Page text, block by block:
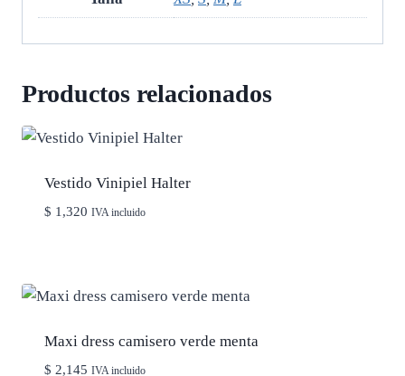
Productos relacionados
Vestido Vinipiel Halter
$ 1,320 IVA incluido
Maxi dress camisero verde menta
$ 2,145 IVA incluido